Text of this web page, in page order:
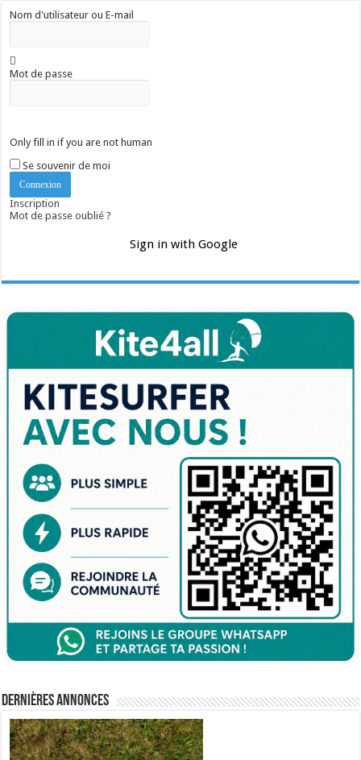
Nom d'utilisateur ou E-mail
Mot de passe
Only fill in if you are not human
Se souvenir de moi
Inscription
Mot de passe oublié ?
Sign in with Google
Dernières annonces